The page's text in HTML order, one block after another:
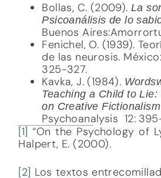
Bollas, C. (2009). La
Psicoanálisis de lo
Buenos
Fenichel, O. (1939).
de las neurosis.
325-327.
Kavka, J. (1984).
Teaching a Child to
on Creative
Psychoanalysis 12:
[1] “On the Psychology of
Halpert, E. (2000).
[2] Los textos